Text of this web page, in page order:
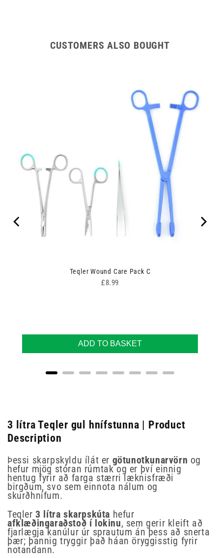
CUSTOMERS ALSO BOUGHT
Teqler Wound Care Pack C
Price
£8.99
ADD TO BASKET
3 lítra Teqler gul hnífstunna | Product
Description
Þessi skarpskyldu ílát er götunotkunarvörn og
hefur mjög stóran rúmtak og er því einnig
hentug fyrir að farga stærri læknisfræði
birgðum, svo sem einnota nálum og
skurðhnífum.
Teqler3 lítra skarpskúta hefur
afklæðingaraðstoð í lokinu, sem gerir kleift að
fjarlægja kanúlur úr sprautum án þess að snerta
þær; þannig tryggir það háan öryggisstig fyrir
notandann.